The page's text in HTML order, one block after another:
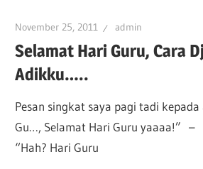
November 25, 2011 admin
Selamat Hari Guru, Cara
Adikku…..
Pesan singkat saya pagi tadi kepada
Gu…, Selamat Hari Guru yaaaa!” –
“Hah? Hari Guru